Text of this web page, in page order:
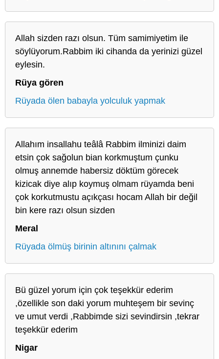
Allah sizden razı olsun. Tüm samimiyetim ile
söylüyorum.Rabbim iki cihanda da yerinizi güzel
eylesin.
Rüya gören
Rüyada ölen babayla yolculuk yapmak
Allahım insallahu teâlâ Rabbim ilminizi daim
etsin çok sağolun bian korkmuştum çunku
olmuş annemde habersiz döktüm görecek
kizicak diye alıp koymuş olmam rüyamda beni
çok korkutmustu açıkçası hocam Allah bir değil
bin kere razı olsun sizden
Meral
Rüyada ölmüş birinin altınını çalmak
Bü güzel yorum için çok teşekkür ederim
,özellikle son daki yorum muhteşem bir sevinç
ve umut verdi ,Rabbimde sizi sevindirsin ,tekrar
teşekkür ederim
Nigar